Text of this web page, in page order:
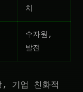
치
수자원,
발전
, 기업 친화적